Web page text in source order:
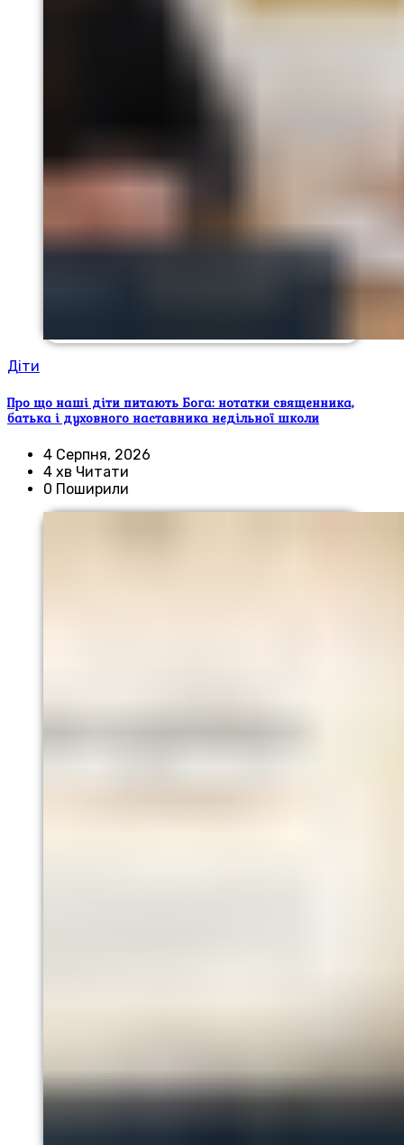
Діти
Про що наші діти питають Бога: нотатки священника,
батька і духовного наставника недільної школи
4 Серпня, 2026
4 хв Читати
0 Поширили